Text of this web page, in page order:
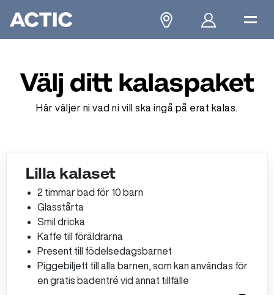
Välj ditt kalaspaket
Här väljer ni vad ni vill ska ingå på erat kalas.
Lilla kalaset
2 timmar bad för 10 barn
Glasstårta
Smil dricka​
Kaffe till föräldrarna​
Present till födelsedagsbarnet​
Piggebiljett till alla barnen, som kan användas för
en gratis badentré vid annat tillfälle